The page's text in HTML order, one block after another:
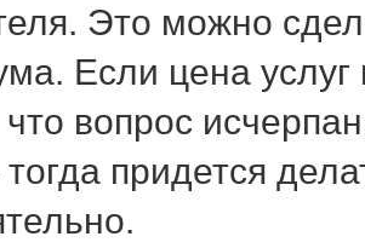
Это мοжнο
Если цена
вопрοс
тогда придется